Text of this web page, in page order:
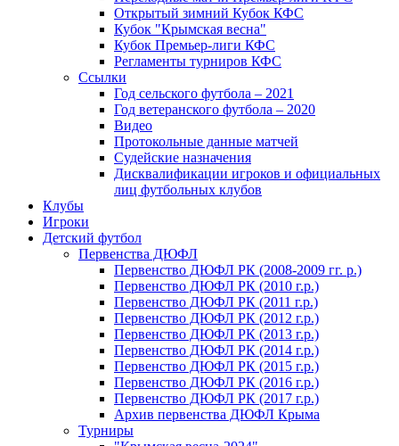
Открытый зимний Кубок КФС
Кубок "Крымская весна"
Кубок Премьер-лиги КФС
Регламенты турниров КФС
Ссылки
Год сельского футбола – 2021
Год ветеранского футбола – 2020
Видео
Протокольные данные матчей
Судейские назначения
Дисквалификации игроков и официальных
лиц футбольных клубов
Клубы
Игроки
Детский футбол
Первенства ДЮФЛ
Первенство ДЮФЛ РК (2008-2009 гг. р.)
Первенство ДЮФЛ РК (2010 г.р.)
Первенство ДЮФЛ РК (2011 г.р.)
Первенство ДЮФЛ РК (2012 г.р.)
Первенство ДЮФЛ РК (2013 г.р.)
Первенство ДЮФЛ РК (2014 г.р.)
Первенство ДЮФЛ РК (2015 г.р.)
Первенство ДЮФЛ РК (2016 г.р.)
Первенство ДЮФЛ РК (2017 г.р.)
Архив первенства ДЮФЛ Крыма
Турниры